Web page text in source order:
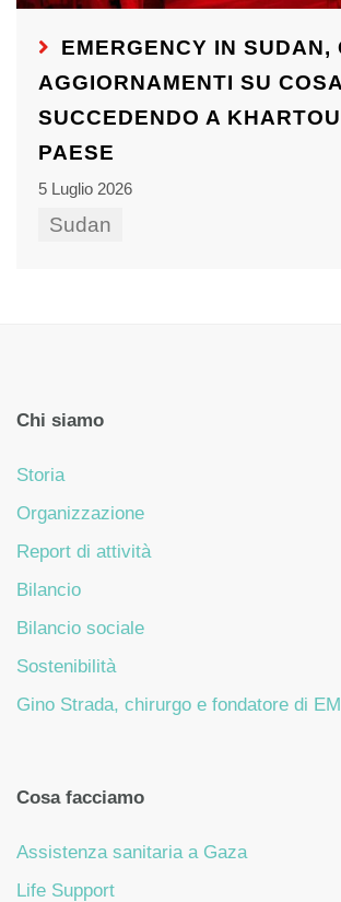
EMERGENCY IN SUDAN,
AGGIORNAMENTI SU
SUCCEDENDO A
PAESE
5 Luglio 2026
Sudan
Chi siamo
Storia
Organizzazione
Report di attività
Bilancio
Bilancio sociale
Sostenibilità
Gino Strada, chirurgo e fondatore di
Cosa facciamo
Assistenza sanitaria a Gaza
Life Support